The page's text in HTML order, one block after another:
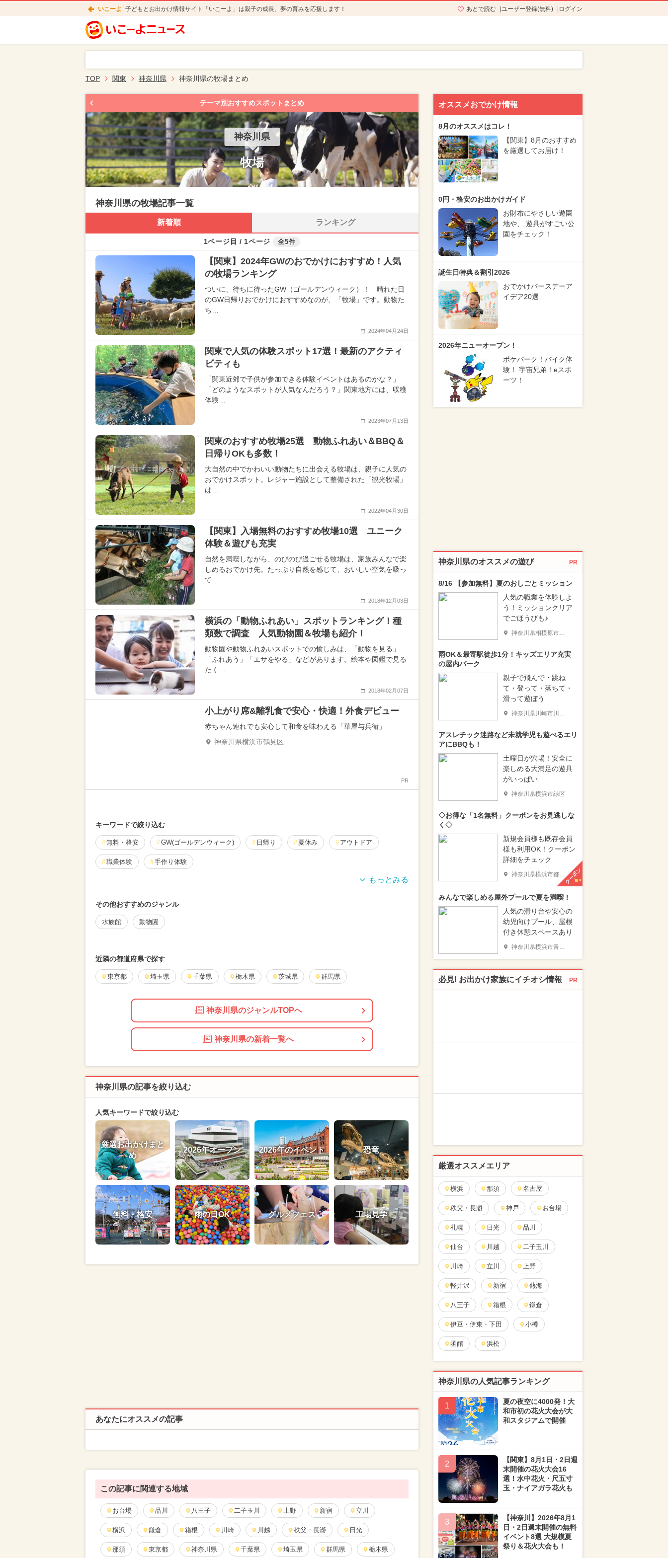
いこーよ 子どもとお出かけ情報サイト「いこーよ」は親子の成長、夢の育みを応援します！ あとで読む ユーザー登録(無料) ログイン
TOP 関東 神奈川県 神奈川県の牧場まとめ
テーマ別おすすめスポットまとめ
神奈川県
牧場
神奈川県の牧場記事一覧
新着順 ランキング
1ページ目 / 1ページ 全5件
【関東】2024年GWのおでかけにおすすめ！人気
の牧場ランキング
ついに、待ちに待ったGW（ゴールデンウィーク）！ 晴れた日
のGW日帰りおでかけにおすすめなのが、「牧場」です。動物た
ち…
2024年04月24日
関東で人気の体験スポット17選！最新のアクティ
ビティも
「関東近郊で子供が参加できる体験イベントはあるのかな？」
「どのようなスポットが人気なんだろう？」関東地方には、収穫
体験…
2023年07月13日
関東のおすすめ牧場25選 動物ふれあい＆BBQ＆
日帰りOKも多数！
大自然の中でかわいい動物たちに出会える牧場は、親子に人気の
おでかけスポット。レジャー施設として整備された「観光牧場」
は…
2022年04月30日
【関東】入場無料のおすすめ牧場10選 ユニーク
体験＆遊びも充実
自然を満喫しながら、のびのび過ごせる牧場は、家族みんなで楽
しめるおでかけ先。たっぷり自然を感じて、おいしい空気を吸っ
て…
2018年12月03日
横浜の「動物ふれあい」スポットランキング！種
類数で調査 人気動物園＆牧場も紹介！
動物園や動物ふれあいスポットでの愉しみは、「動物を見る」
「ふれあう」「エサをやる」などがあります。絵本や図鑑で見る
たく…
2018年02月07日
小上がり席&離乳食で安心・快適！外食デビュー
赤ちゃん連れでも安心して和食を味わえる「華屋与兵衛」
神奈川県横浜市鶴見区
PR
キーワードで絞り込む
無料・格安 GW(ゴールデンウィーク) 日帰り 夏休み アウトドア
職業体験 手作り体験
その他おすすめのジャンル
水族館 動物園
近隣の都道府県で探す
東京都 埼玉県 千葉県 栃木県 茨城県 群馬県
神奈川県のジャンルTOPへ
神奈川県の新着一覧へ
神奈川県の記事を絞り込む
人気キーワードで絞り込む
厳選お出かけまと
め
2026年オープン 2026年のイベント 恐竜
無料・格安 雨の日OK グルメフェス 工場見学
あなたにオススメの記事
この記事に関連する地域
お台場 品川 八王子 二子玉川 上野 新宿 立川
横浜 鎌倉 箱根 川崎 川越 秩父・長瀞 日光
那須 東京都 神奈川県 千葉県 埼玉県 群馬県 栃木県
オススメおでかけ情報
8月のオススメはコレ！
【関東】8月のおすすめ
を厳選してお届け！
0円・格安のお出かけガイド
お財布にやさしい遊園
地や、 遊具がすごい公
園をチェック！
誕生日特典＆割引2026
おでかけバースデーア
イデア20選
2026年ニューオープン！
ポケパーク！バイク体
験！ 宇宙兄弟！eスポ
ーツ！
神奈川県のオススメの遊び PR
8/16 【参加無料】夏のおしごとミッション
人気の職業を体験しよ
う！ミッションクリア
でごほうびも♪
神奈川県相模原市南区
雨OK＆最寄駅徒歩1分！キッズエリア充実
の屋内パーク
親子で飛んで・跳ね
て・登って・落ちて・
滑って遊ぼう
神奈川県川崎市川崎区
アスレチック迷路など未就学児も遊べるエリ
アにBBQも！
土曜日が穴場！安全に
楽しめる大満足の遊具
がいっぱい
神奈川県横浜市緑区
◇お得な「1名無料」クーポンをお見逃しな
く◇
新規会員様も既存会員
様も利用OK！クーポン
詳細をチェック
神奈川県横浜市都筑区 クーポン
みんなで楽しめる屋外プールで夏を満喫！
人気の滑り台や安心の
幼児向けプール、屋根
付き休憩スペースあり
神奈川県横浜市青葉区
必見! お出かけ家族にイチオシ情報 PR
厳選オススメエリア
横浜 那須 名古屋
秩父・長瀞 神戸 お台場
札幌 日光 品川
仙台 川越 二子玉川
川崎 立川 上野
軽井沢 新宿 熱海
八王子 箱根 鎌倉
伊豆・伊東・下田 小樽
函館 浜松
神奈川県の人気記事ランキング
1
夏の夜空に4000発！大
和市初の花火大会が大
和スタジアムで開催
2
【関東】8月1日・2日週
末開催の花火大会16
選！水中花火・尺五寸
玉・ナイアガラ花火も
3
【神奈川】2026年8月1
日・2日週末開催の無料
イベント8選 大規模夏
祭り＆花火大会も！